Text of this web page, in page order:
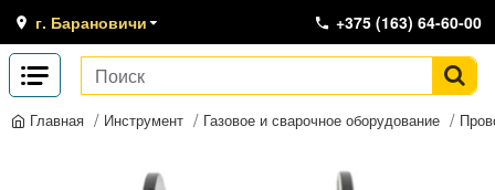
г. Барановичи +375 (163) 64-60-00
Главная Инструмент Газовое и сварочное оборудование